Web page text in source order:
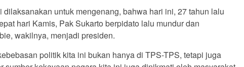
dilaksanakan untuk mengenang, bahwa hari ini, 27 tahun lalu
hari Kamis, Pak Sukarto berpidato lalu mundur dan
wakilnya, menjadi presiden.
politik kita ini bukan hanya di TPS-TPS, tetapi juga